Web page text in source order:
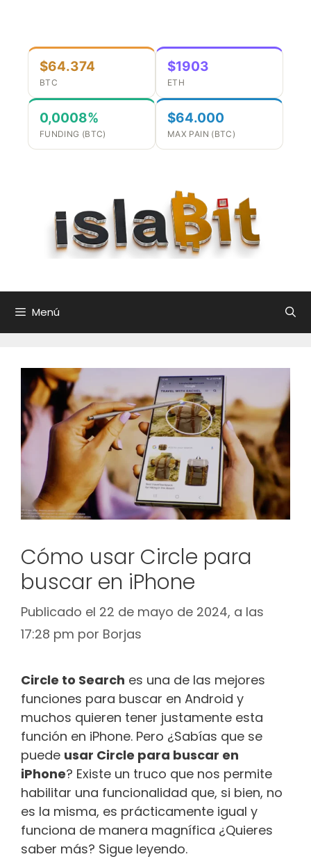
contenido
$64.374
BTC
$1903
ETH
0,0008%
FUNDING (BTC)
$64.000
MAX PAIN (BTC)
Menú
Cómo usar Circle para
buscar en iPhone
Publicado el 22 de mayo de 2024, a las
17:28 pm por Borjas
Circle to Search es una de las mejores
funciones para buscar en Android y
muchos quieren tener justamente esta
función en iPhone. Pero ¿Sabías que se
puede usar Circle para buscar en
iPhone? Existe un truco que nos permite
habilitar una funcionalidad que, si bien, no
es la misma, es prácticamente igual y
funciona de manera magnífica ¿Quieres
saber más? Sigue leyendo.